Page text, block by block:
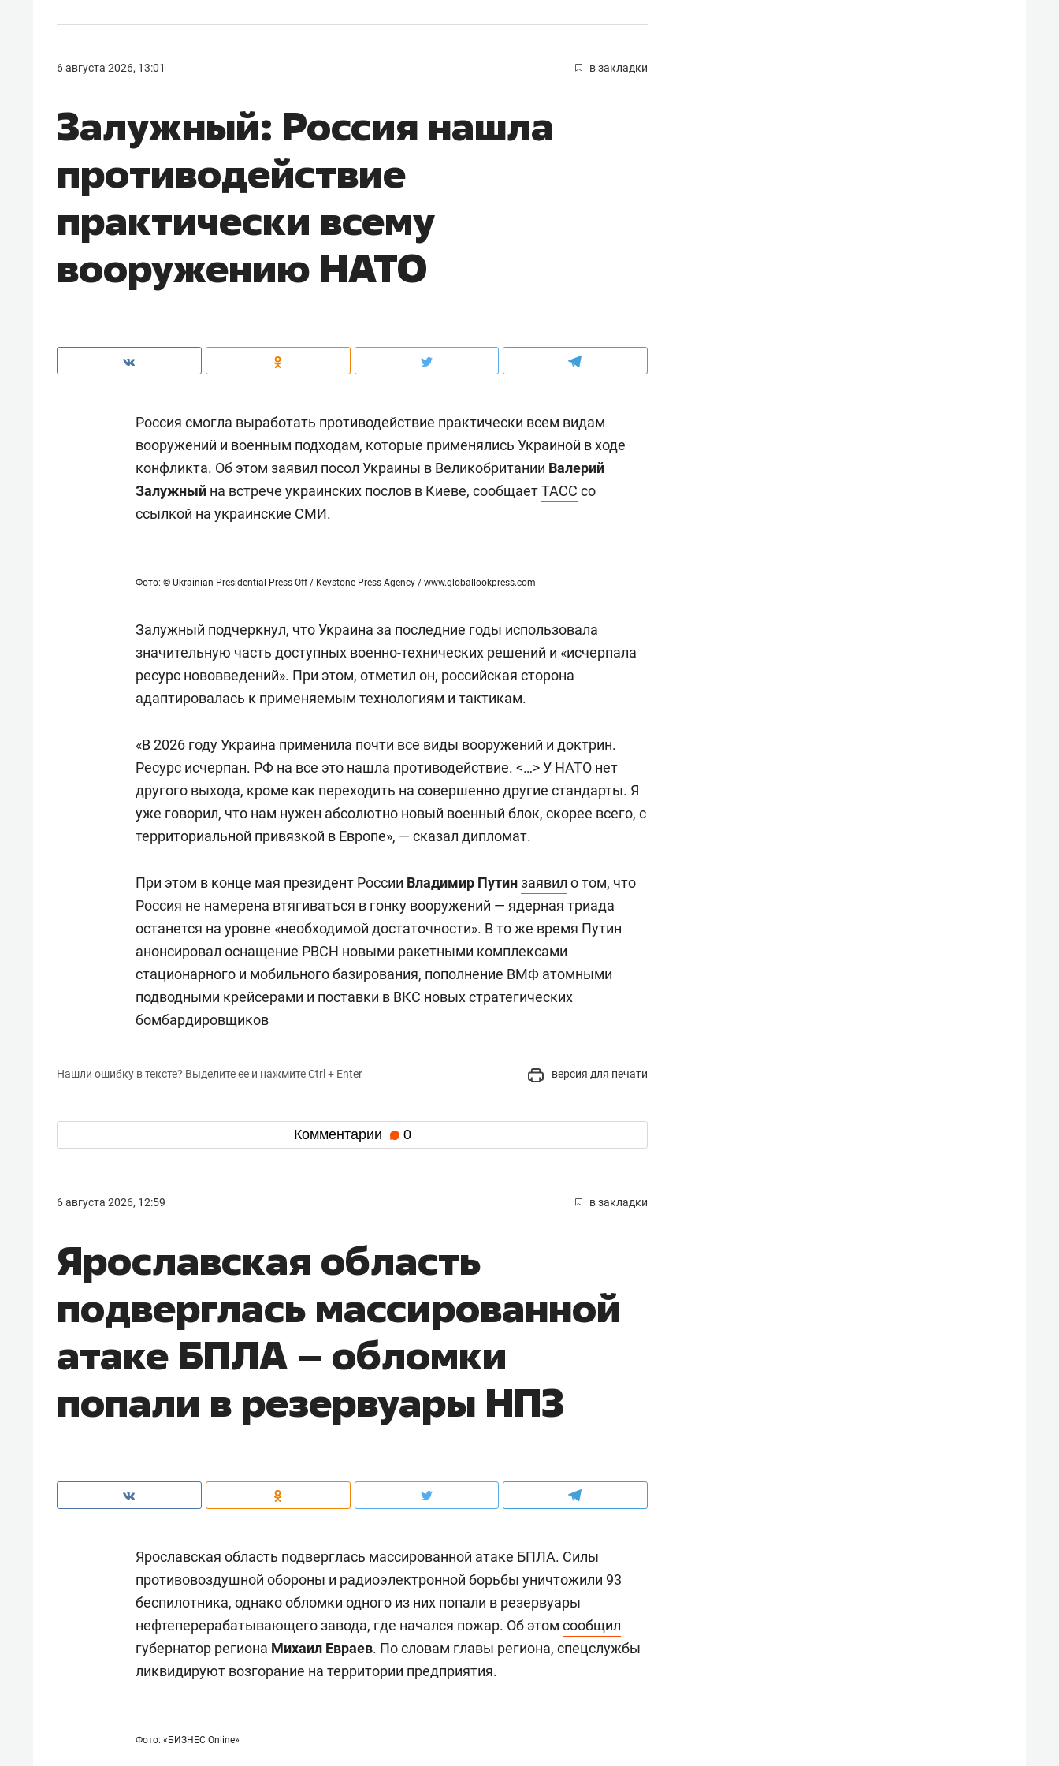
6 августа 2026, 13:01 в закладки
Залужный: Россия нашла
противодействие
практически всему
вооружению НАТО
Россия смогла выработать противодействие практически всем видам
вооружений и военным подходам, которые применялись Украиной в ходе
конфликта. Об этом заявил посол Украины в Великобритании Валерий
Залужный на встрече украинских послов в Киеве, сообщаетТАСС со
ссылкой на украинские СМИ.
Фото: © Ukrainian Presidential Press Off / Keystone Press Agency / www.globallookpress.com
Залужный подчеркнул, что Украина за последние годы использовала
значительную часть доступных военно-технических решений и «исчерпала
ресурс нововведений». При этом, отметил он, российская сторона
адаптировалась к применяемым технологиям и тактикам.
«В 2026 году Украина применила почти все виды вооружений и доктрин.
Ресурс исчерпан. РФ на все это нашла противодействие. <…> У НАТО нет
другого выхода, кроме как переходить на совершенно другие стандарты. Я
уже говорил, что нам нужен абсолютно новый военный блок, скорее всего, с
территориальной привязкой в Европе», — сказал дипломат.
При этом в конце мая президент России Владимир Путинзаявил о том, что
Россия не намерена втягиваться в гонку вооружений — ядерная триада
останется на уровне «необходимой достаточности». В то же время Путин
анонсировал оснащение РВСН новыми ракетными комплексами
стационарного и мобильного базирования, пополнение ВМФ атомными
подводными крейсерами и поставки в ВКС новых стратегических
бомбардировщиков
Нашли ошибку в тексте? Выделите ее и нажмите Ctrl + Enter версия для печати
Комментарии 0
6 августа 2026, 12:59 в закладки
Ярославская область
подверглась массированной
атаке БПЛА – обломки
попали в резервуары НПЗ
Ярославская область подверглась массированной атаке БПЛА. Силы
противовоздушной обороны и радиоэлектронной борьбы уничтожили 93
беспилотника, однако обломки одного из них попали в резервуары
нефтеперерабатывающего завода, где начался пожар. Об этом сообщил
губернатор региона Михаил Евраев. По словам главы региона, спецслужбы
ликвидируют возгорание на территории предприятия.
Фото: «БИЗНЕС Online»